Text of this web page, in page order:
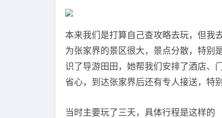
本来我们是打算自己查攻略去玩，但我
为张家界的景区很大，景点分散，特别
识了导游田田，她帮我们安排了酒店、
省心，到达张家界后还有专人接送，特
当时主要玩了三天，具体行程是这样的